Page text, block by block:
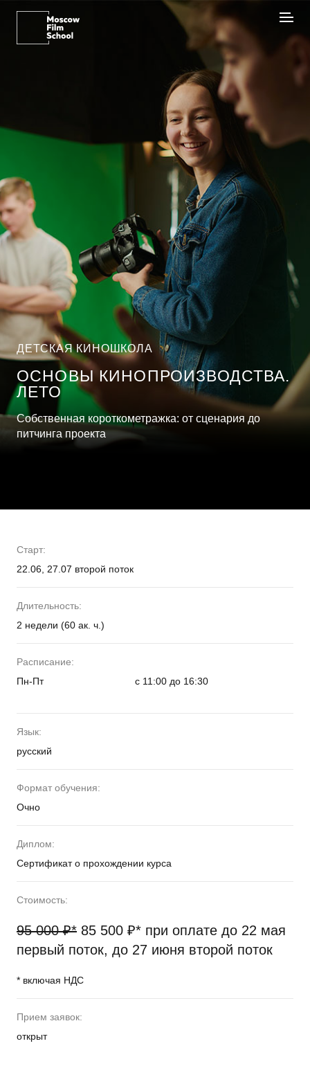
ДЕТСКАЯ КИНОШКОЛА
ОСНОВЫ КИНОПРОИЗВОДСТВА.
ЛЕТО
Собственная короткометражка: от сценария до
питчинга проекта
Старт:
22.06, 27.07 второй поток
Длительность:
2 недели (60 ак. ч.)
Расписание:
Пн-Пт
с 11:00 до 16:30
Язык:
русский
Формат обучения:
Очно
Диплом:
Сертификат о прохождении курса
Стоимость:
95 000 ₽* 85 500 ₽* при оплате до 22 мая
первый поток, до 27 июня второй поток
* включая НДС
Прием заявок:
открыт